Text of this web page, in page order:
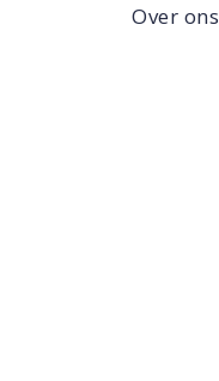
Over ons